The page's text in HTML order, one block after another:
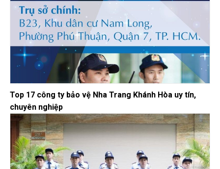
Top 17 công ty bảo vệ Nha Trang Khánh Hòa uy tín,
chuyên nghiệp